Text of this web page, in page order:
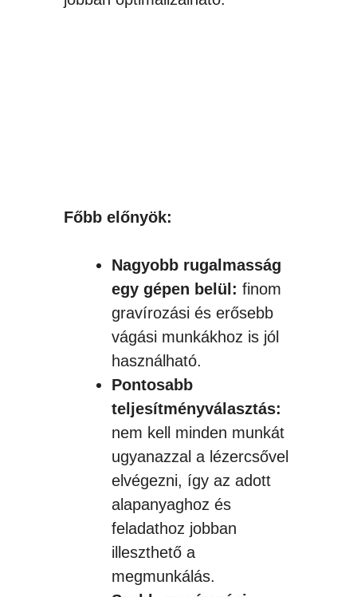
Főbb előnyök:
Nagyobb rugalmasság
egy gépen belül: finom
gravírozási és erősebb
vágási munkákhoz is jól
használható.
Pontosabb
teljesítményválasztás:
nem kell minden munkát
ugyanazzal a lézercsővel
elvégezni, így az adott
alapanyaghoz és
feladathoz jobban
illeszthető a
megmunkálás.